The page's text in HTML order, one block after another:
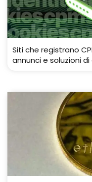
Siti che registrano
annunci e soluzioni